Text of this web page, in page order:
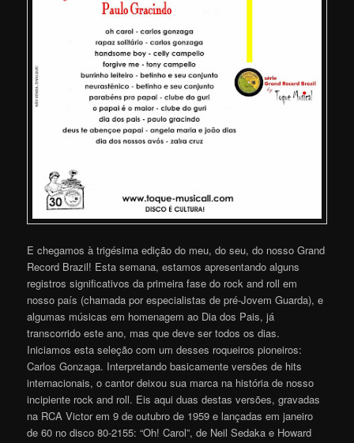
E chegamos à trigésima edição do meu, do seu, do nosso Grand
Record Brazil! Esta semana, estamos apresentando alguns
registros significativos da primeira fase do rock and roll em
nosso país (chamada por especialistas de pré-Jovem Guarda), e
algumas músicas em homenagem ao Dia dos Pais, já
transcorrido este ano, mas que deve ser todos os dias.
Iniciamos esta seleção com um desses roqueiros pioneiros:
Carlos Gonzaga. Interpretando basicamente versões de hits
internacionais, o cantor deixou sua marca na história de nosso
incipiente rock and roll. Eis aqui duas destas versões, gravadas
na RCA Victor em 9 de outubro de 1959 e lançadas em janeiro
de 60 no disco 80-2155: “Oh! Carol”, de Neil Sedaka e Howard